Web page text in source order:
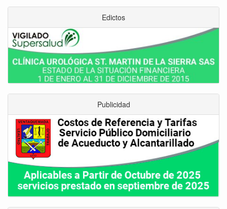
Edictos
Publicidad